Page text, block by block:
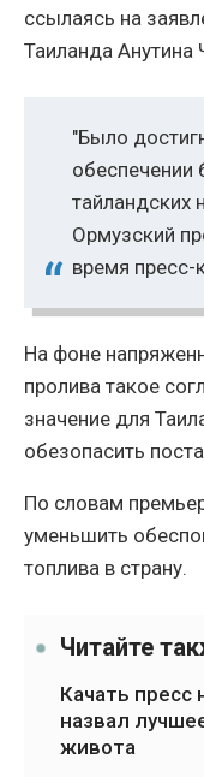
ссылаясь на
Таиланда Анутина
"Было
обеспечении
тайландских
Ормузский
время пресс-
На фоне
пролива такое
значение для
обезопасить
По словам
уменьшить
топлива в страну.
Читайте
Качать пресс
назвал
живота